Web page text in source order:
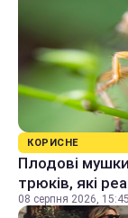
КОРИСНЕ
Плодові
трюків, які
08 серпня 2026, 15:45